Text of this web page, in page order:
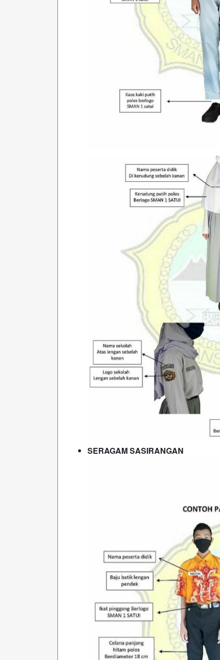
SERAGAM SASIRANGAN